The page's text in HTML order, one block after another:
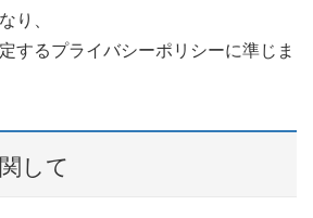
り、
するプライバシーポリシーに準じま
して